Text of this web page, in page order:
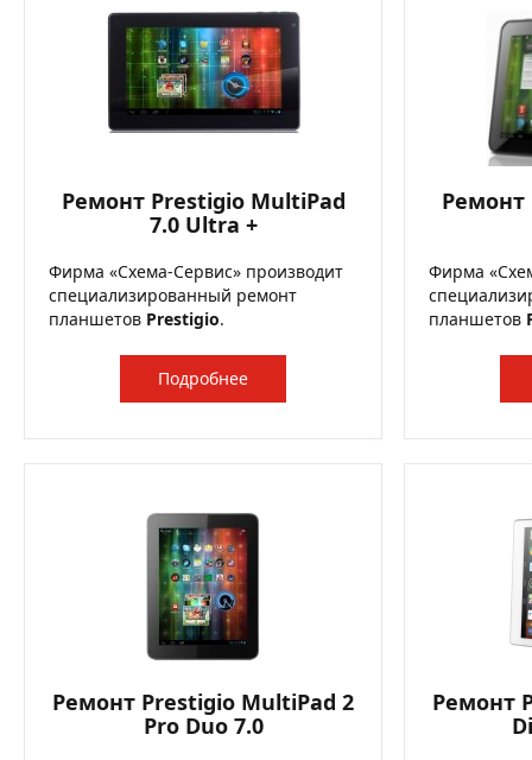
Ремонт Prestigio MultiPad
7.0 Ultra +
Фирма «Схема-Сервис» производит
специализированный ремонт
планшетов Prestigio.
Подробнее
Ремонт
Фирма
планшетов
Ремонт Prestigio MultiPad 2
Pro Duo 7.0
Ремонт